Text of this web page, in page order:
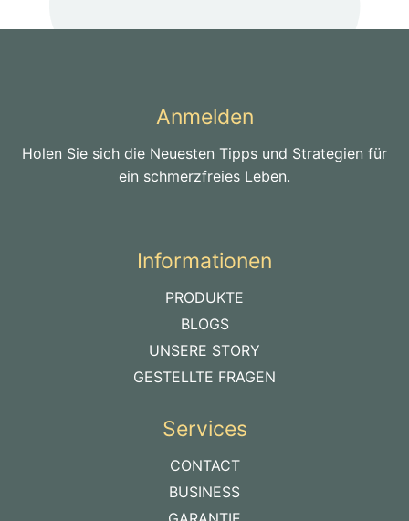
Anmelden
Holen Sie sich die Neuesten Tipps und Strategien für
ein schmerzfreies Leben.
Informationen
PRODUKTE
BLOGS
UNSERE STORY
GESTELLTE FRAGEN
Services
CONTACT
BUSINESS